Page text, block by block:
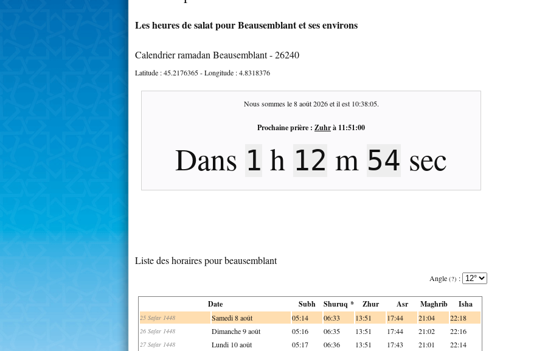
Les heures de salat pour Beausemblant et ses environs
Calendrier ramadan Beausemblant - 26240
Latitude :45.2176365- Longitude :4.8318376
Nous sommes le8 août 2026et il est 10:38:06.
Prochaine prière : Zuhrà 11:51:00
Dans 1 h 12 m 53 sec
Liste des horaires pour beausemblant
Angle (?) :
Date Subh Shuruq * Zhur Asr Maghrib Isha
25 Safar 1448 Samedi 8 août 05:14 06:33 13:51 17:44 21:04 22:18
26 Safar 1448 Dimanche 9 août 05:16 06:35 13:51 17:44 21:02 22:16
27 Safar 1448 Lundi 10 août 05:17 06:36 13:51 17:43 21:01 22:14